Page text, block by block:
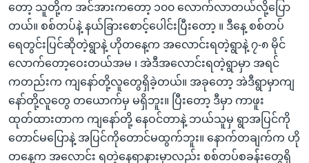
တော့ သူတို့က အင်အားကတော့ ၁၀၀ လောက်လာတယ်လို့ပြော
တယ်။ စစ်တပ်နဲ့ နယ်ခြားစောင့်ပေါင်းပြီးတော့ ။ ဒီနေ့ စစ်တပ်
ရေတွင်းပြင်ဆိုတဲ့ရွာနဲ့ ဟိုတနေ့က အလောင်းရတဲ့ရွာနဲ့ ၇-၈ မိုင်
လောက်တော့ဝေးတယ်အမ ၊ အဲဒီအလောင်းရတဲ့ရွာမှာ အရင်
ကတည်းက ကျနော်တို့လူတွေရှိခဲ့တယ်။ အခုတော့ အဲဒီရွာမှာကျ
နော်တို့လူတွေ တယောက်မှ မရှိဘူး။ ပြီးတော့ ဒီမှာ ကာဖူး
ထုတ်ထားတာက ကျနော်တို့ နေဝင်တာနဲ့ ဘယ်သူမှ ရွာအပြင်ကို
တောင်မပြောနဲ့ အပြင်ကိုတောင်မထွက်ဘူး။ နောက်တချက်က ဟို
တနေ့က အလောင်း ရတဲ့နေရာနားမှာလည်း စစ်တပ်စခန်းတွေရှိ